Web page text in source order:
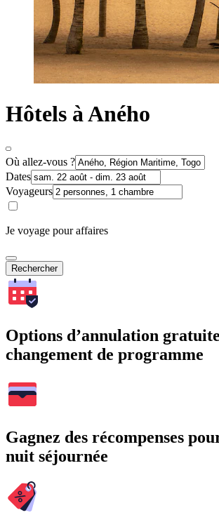
Hôtels à Aného
Où allez-vous ?
Dates
Voyageurs
Je voyage pour affaires
Rechercher
Options d’annulation
changement de programme
Gagnez des récompenses
nuit séjournée